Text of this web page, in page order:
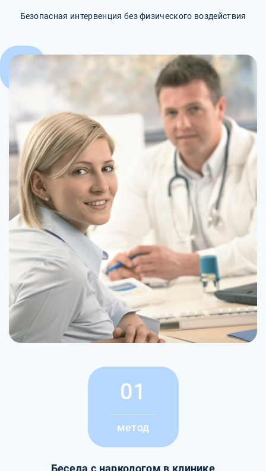
Безопасная интервенция без физического воздействия
01
метод
Беседа с наркологом в клинике